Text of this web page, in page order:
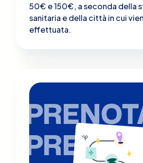
50€ e 150€, a seconda della
sanitaria e della città in cui
effettuata.